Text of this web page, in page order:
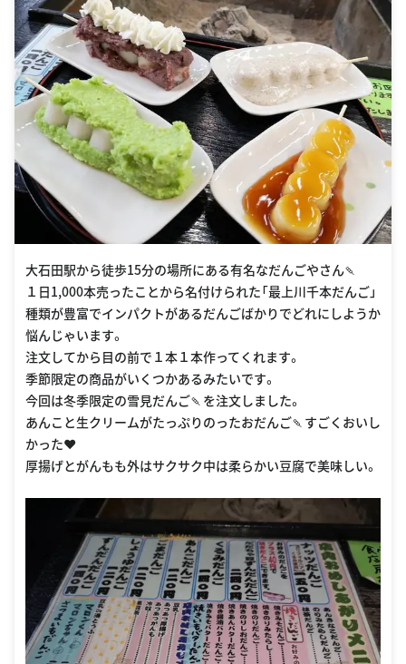
大石田駅から徒歩15分の場所にある有名なだんごやさん🍡
１日1,000本売ったことから名付けられた「最上川千本だんご」
種類が豊富でインパクトがあるだんごばかりでどれにしようか
悩んじゃいます。
注文してから目の前で１本１本作ってくれます。
季節限定の商品がいくつかあるみたいです。
今回は冬季限定の雪見だんご🍡を注文しました。
あんこと生クリームがたっぷりのったおだんご🍡すごくおいし
かった❤️
厚揚げとがんもも外はサクサク中は柔らかい豆腐で美味しい。